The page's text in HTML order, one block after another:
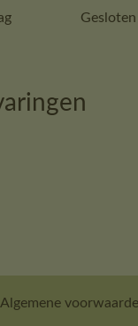
Gesloten
Algemene